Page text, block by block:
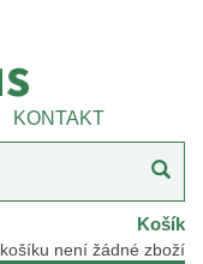
KONTAKT
Košík
není žádné zboží